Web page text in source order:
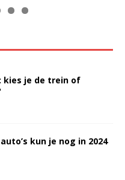
kies je de trein of
kun je nog in 2024